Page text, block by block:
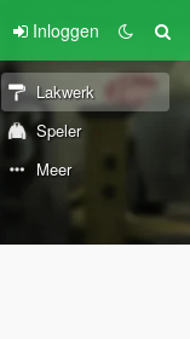
Inloggen
Lakwerk
Speler
Meer